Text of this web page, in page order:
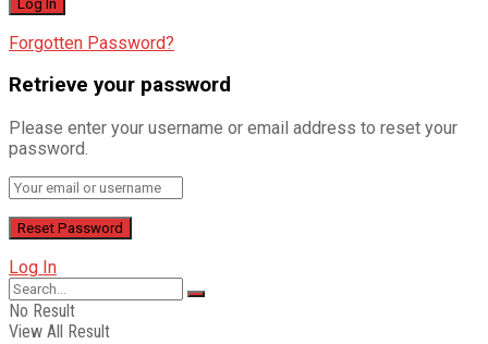
Forgotten Password?
Retrieve your password
Please enter your username or email address to reset your
password.
Log In
No Result
View All Result